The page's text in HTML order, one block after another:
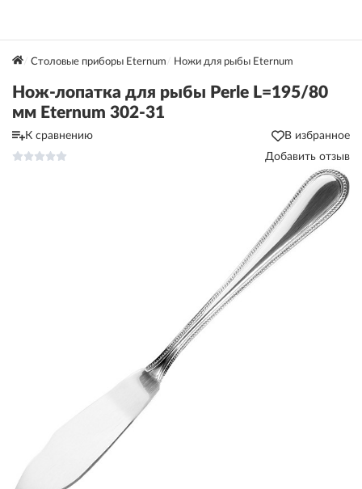
Столовые приборы Eternum Ножи для рыбы Eternum
Нож-лопатка для рыбы Perle L=195/80
мм Eternum 302-31
К сравнению
В избранное
Добавить отзыв